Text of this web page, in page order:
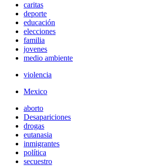
caritas
deporte
educación
elecciones
familia
jovenes
medio ambiente
violencia
Mexico
aborto
Desapariciones
drogas
eutanasia
inmigrantes
política
secuestro